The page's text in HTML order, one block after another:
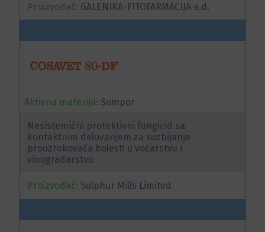
Proizvođač: GALENIKA-FITOFARMACIJA a.d.
Aktivna materija: Sumpor
Nesistemični protektivni fungicid sa
kontaktnim delovanjem za suzbijanje
prouzrokovača bolesti u voćarstvu i
vinogradarstvu
Proizvođač: Sulphur Mills Limited